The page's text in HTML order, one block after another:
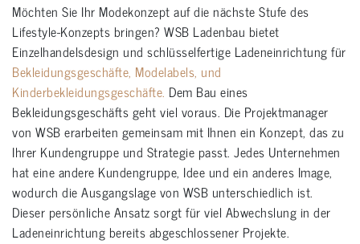
Möchten Sie Ihr Modekonzept auf die nächste Stufe des
Lifestyle-Konzepts bringen? WSB Ladenbau bietet
Einzelhandelsdesign und schlüsselfertige Ladeneinrichtung für
Bekleidungsgeschäfte, Modelabels, und
Kinderbekleidungsgeschäfte. Dem Bau eines
Bekleidungsgeschäfts geht viel voraus. Die Projektmanager
von WSB erarbeiten gemeinsam mit Ihnen ein Konzept, das zu
Ihrer Kundengruppe und Strategie passt. Jedes Unternehmen
hat eine andere Kundengruppe, Idee und ein anderes Image,
wodurch die Ausgangslage von WSB unterschiedlich ist.
Dieser persönliche Ansatz sorgt für viel Abwechslung in der
Ladeneinrichtung bereits abgeschlossener Projekte.